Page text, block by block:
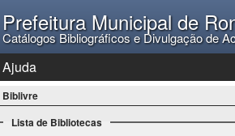
Prefeitura Municipal de
Catálogos Bibliográficos e Divulgação de
Ajuda
Biblivre
Lista de Bibliotecas